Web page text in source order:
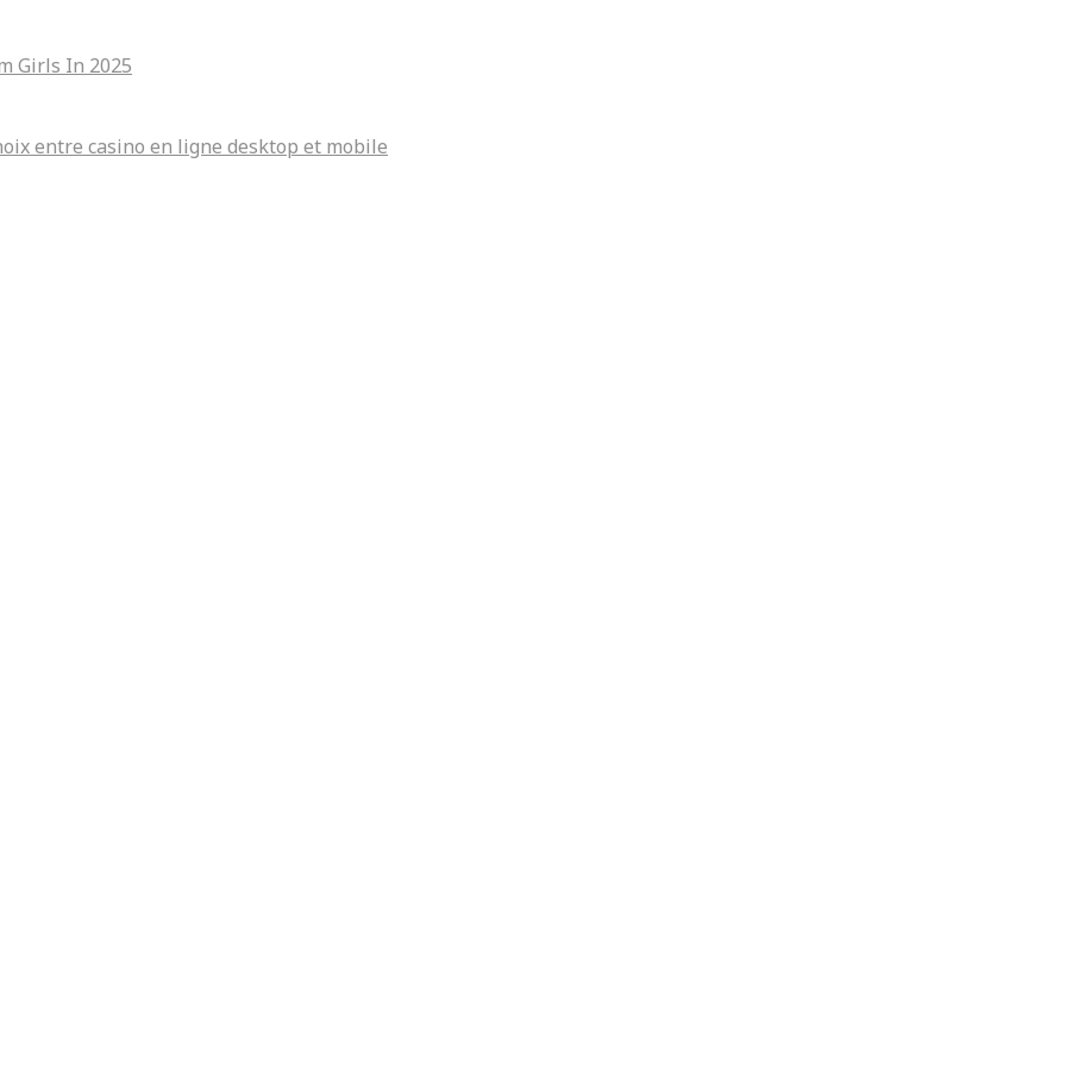
Girls In 2025
entre casino en ligne desktop et mobile